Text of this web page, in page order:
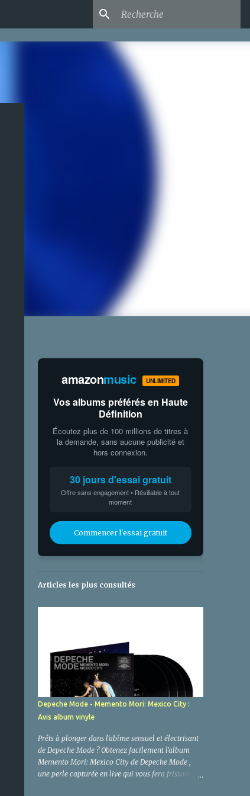
amazonmusic UNLIMITED
Vos albums préférés en Haute
Définition
Écoutez plus de 100 millions de titres à
la demande, sans aucune publicité et
hors connexion.
30 jours d'essai gratuit
Offre sans engagement • Résiliable à tout
moment
Commencer l'essai gratuit
Articles les plus consultés
Depeche Mode - Memento Mori: Mexico City :
Avis album vinyle
Prêts à plonger dans l'abîme sensuel et électrisant
de Depeche Mode ? Obtenez facilement l'album
Memento Mori: Mexico City de Depeche Mode ,
une perle capturée en live qui vous fera frissonner